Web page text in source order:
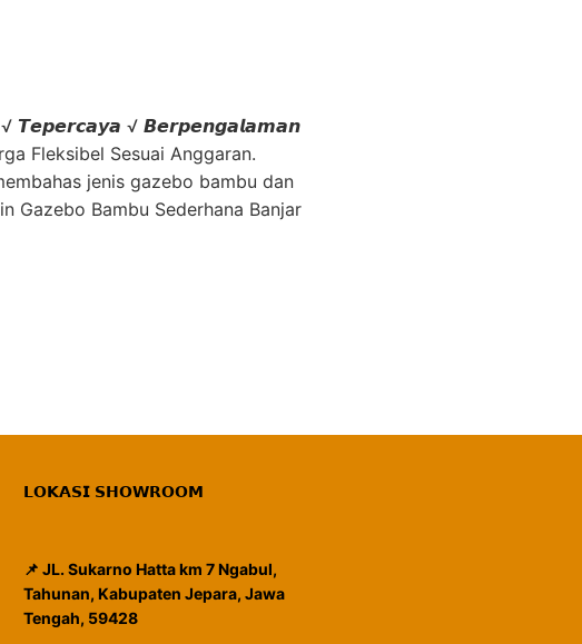
𝙏𝙚𝙥𝙚𝙧𝙘𝙖𝙮𝙖 √ 𝘽𝙚𝙧𝙥𝙚𝙣𝙜𝙖𝙡𝙖𝙢𝙖𝙣
Fleksibel Sesuai Anggaran.
jenis gazebo bambu dan
Gazebo Bambu Sederhana Banjar
𝗟𝗢𝗞𝗔𝗦𝗜 𝗦𝗛𝗢𝗪𝗥𝗢𝗢𝗠
📌 JL. Sukarno Hatta km 7 Ngabul,
Tahunan, Kabupaten Jepara, Jawa
Tengah, 59428